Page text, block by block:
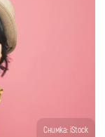
Снимка: iStock